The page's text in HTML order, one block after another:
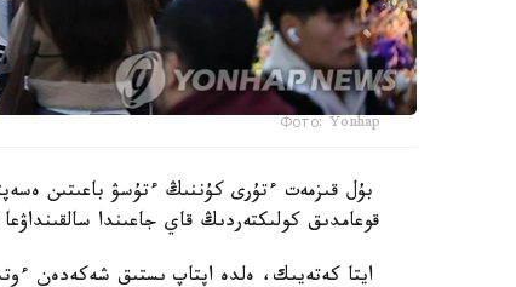
Фото: Yonhap
بۇل قىزمەت ءتۇرى كۇننىڭ ءتۇسۋ باعىتىن
قوعامدىق كولىكتەردىڭ قاي جاعىندا